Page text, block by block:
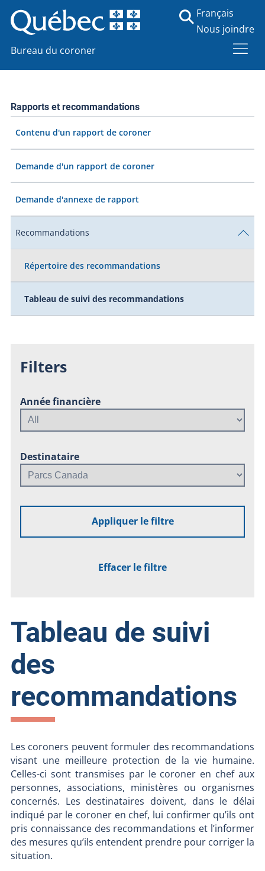
Bureau du coroner
Français
Nous joindre
Rapports et recommandations
Contenu d'un rapport de coroner
Demande d'un rapport de coroner
Demande d'annexe de rapport
Recommandations
Répertoire des recommandations
Tableau de suivi des recommandations
Filters
Année financière
Destinataire
Appliquer le filtre
Effacer le filtre
Tableau de suivi
des
recommandations
Les coroners peuvent formuler des recommandations
visant une meilleure protection de la vie humaine.
Celles-ci sont transmises par le coroner en chef aux
personnes, associations, ministères ou organismes
concernés. Les destinataires doivent, dans le délai
indiqué par le coroner en chef, lui confirmer qu’ils ont
pris connaissance des recommandations et l’informer
des mesures qu’ils entendent prendre pour corriger la
situation.